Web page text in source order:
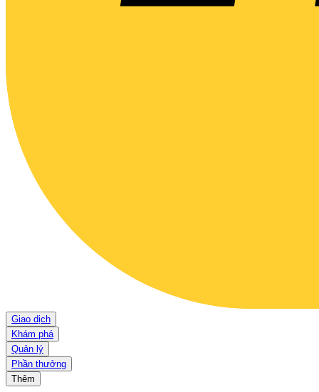
Giao dịch
Khám phá
Quản lý
Phần thưởng
Thêm